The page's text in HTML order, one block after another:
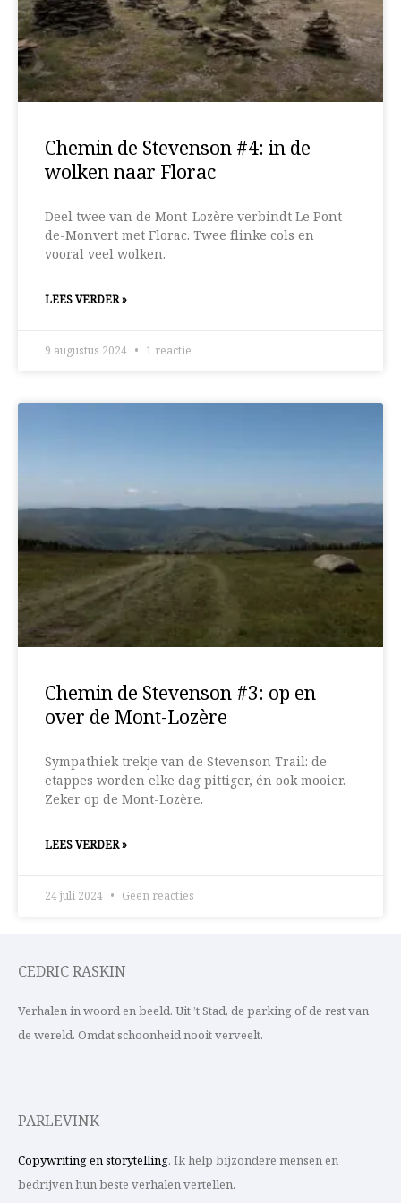
Chemin de Stevenson #4: in de
wolken naar Florac
Deel twee van de Mont-Lozère verbindt Le Pont-
de-Monvert met Florac. Twee flinke cols en
vooral veel wolken.
LEES VERDER »
9 augustus 2024 1 reactie
Chemin de Stevenson #3: op en
over de Mont-Lozère
Sympathiek trekje van de Stevenson Trail: de
etappes worden elke dag pittiger, én ook mooier.
Zeker op de Mont-Lozère.
LEES VERDER »
24 juli 2024 Geen reacties
CEDRIC RASKIN
Verhalen in woord en beeld. Uit ’t Stad, de parking of de rest van
de wereld. Omdat schoonheid nooit verveelt.
PARLEVINK
Copywriting en storytelling. Ik help bijzondere mensen en
bedrijven hun beste verhalen vertellen.